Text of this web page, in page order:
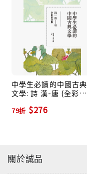
中學生必讀的中國古典
文學: 詩 漢-唐 (全彩圖
79折 $276
關於誠品